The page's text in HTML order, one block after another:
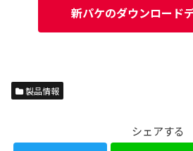
新パケのダウンロード
製品情報
シェアする